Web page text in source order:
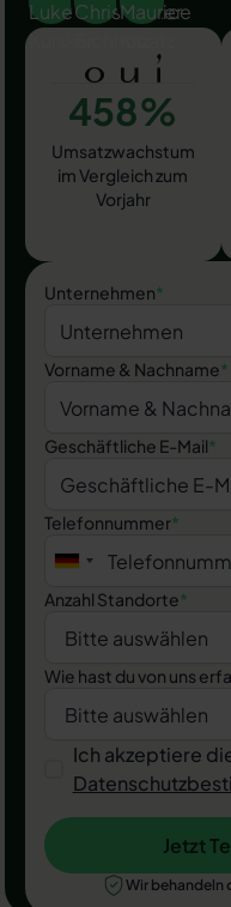
458%
Umsatzwachstum
im Vergleich zum
Vorjahr
Unternehmen*
Vorname & Nachname*
Geschäftliche E-Mail*
Telefonnummer*
Anzahl Standorte*
Wie hast du von uns
Ich akzeptiere
Jetzt Termin
Jetzt
Wir behandeln